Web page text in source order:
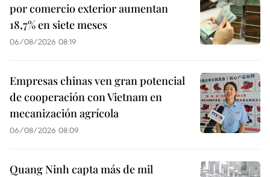
por comercio exterior aumentan
18,7% en siete meses
06/08/2026 08:19
Empresas chinas ven gran potencial
de cooperación con Vietnam en
mecanización agrícola
06/08/2026 08:09
Quang Ninh capta más de mil